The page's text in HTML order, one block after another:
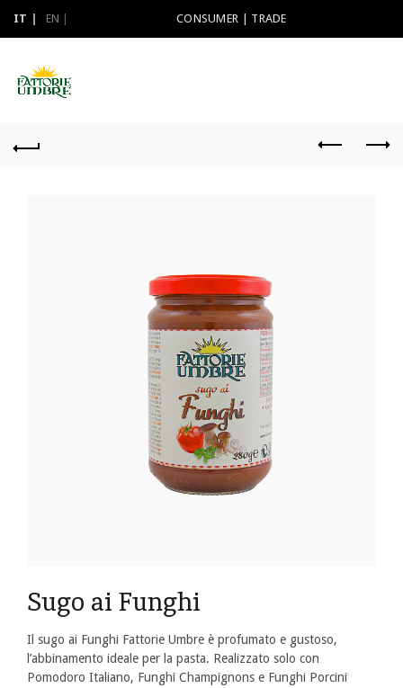
IT EN CONSUMER TRADE
Sugo ai Funghi
Il sugo ai Funghi Fattorie Umbre è profumato e gustoso,
l’abbinamento ideale per la pasta. Realizzato solo con
Pomodoro Italiano, Funghi Champignons e Funghi Porcini